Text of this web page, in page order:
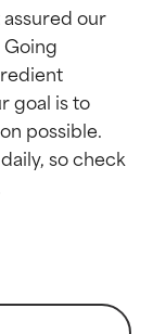
our
goal is to
possible.
so check